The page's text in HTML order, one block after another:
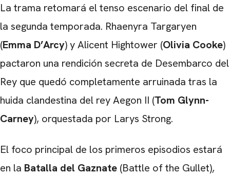
La trama retomará el tenso escenario del final de
la segunda temporada. Rhaenyra Targaryen
(Emma D’Arcy) y Alicent Hightower (Olivia Cooke)
pactaron una rendición secreta de Desembarco del
Rey que quedó completamente arruinada tras la
huida clandestina del rey Aegon II (Tom Glynn-
Carney), orquestada por Larys Strong.
El foco principal de los primeros episodios estará
en la Batalla del Gaznate (Battle of the Gullet),